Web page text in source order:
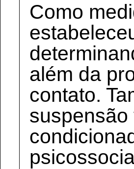
Como
além da
contato.